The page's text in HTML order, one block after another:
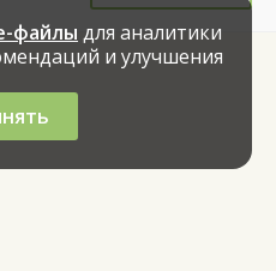
файлы для аналитики
и улучшения